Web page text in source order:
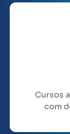
Cursos
com